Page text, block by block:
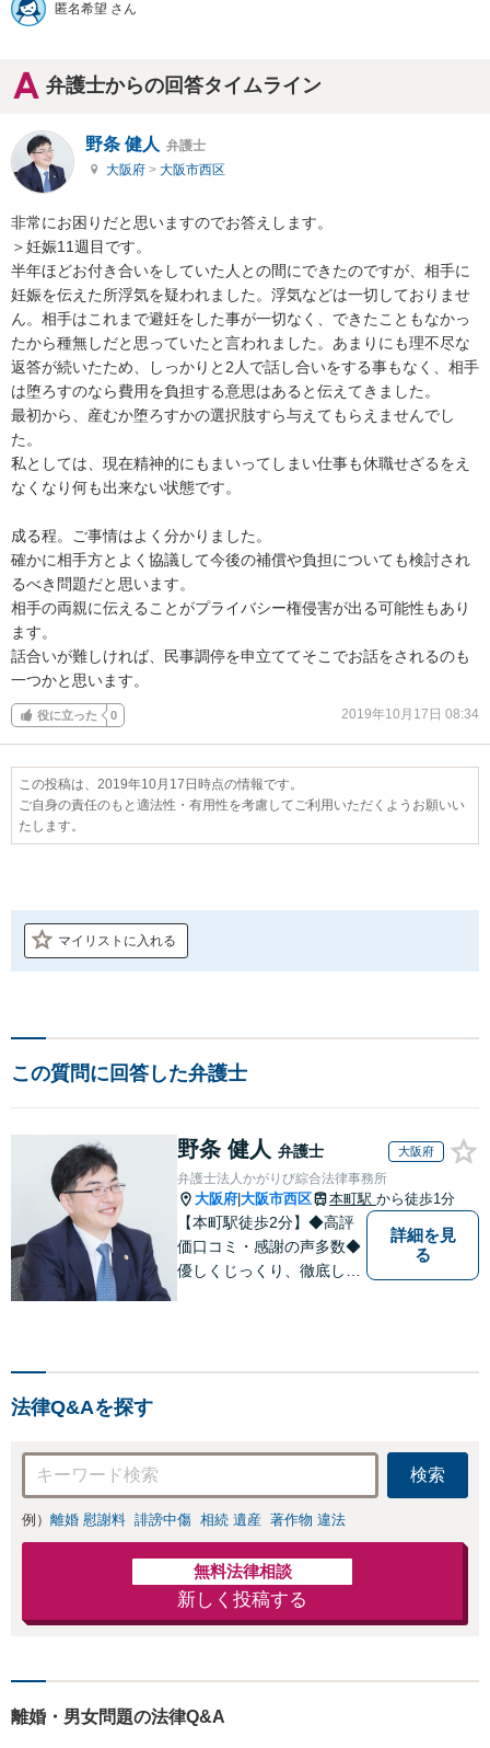
匿名希望 さん
弁護士からの回答タイムライン
野条 健人 弁護士
大阪府 > 大阪市西区
非常にお困りだと思いますのでお答えします。
＞妊娠11週目です。
半年ほどお付き合いをしていた人との間にできたのですが、相手に
妊娠を伝えた所浮気を疑われました。浮気などは一切しておりませ
ん。相手はこれまで避妊をした事が一切なく、できたこともなかっ
たから種無しだと思っていたと言われました。あまりにも理不尽な
返答が続いたため、しっかりと2人で話し合いをする事もなく、相手
は堕ろすのなら費用を負担する意思はあると伝えてきました。
最初から、産むか堕ろすかの選択肢すら与えてもらえませんでし
た。
私としては、現在精神的にもまいってしまい仕事も休職せざるをえ
なくなり何も出来ない状態です。
成る程。ご事情はよく分かりました。
確かに相手方とよく協議して今後の補償や負担についても検討され
るべき問題だと思います。
相手の両親に伝えることがプライバシー権侵害が出る可能性もあり
ます。
話合いが難しければ、民事調停を申立ててそこでお話をされるのも
一つかと思います。
役に立った 0 2019年10月17日 08:34
この投稿は、2019年10月17日時点の情報です。
ご自身の責任のもと適法性・有用性を考慮してご利用いただくようお願いい
たします。
マイリストに入れる
この質問に回答した弁護士
野条 健人 弁護士 大阪府
弁護士法人かがりび綜合法律事務所
大阪府 大阪市西区 本町駅 から徒歩1分
【本町駅徒歩2分】◆高評
価口コミ・感謝の声多数◆
優しくじっくり、徹底して
詳細を見
る
法律Q&Aを探す
検索
例） 離婚 慰謝料 誹謗中傷 相続 遺産 著作物 違法
無料法律相談
新しく投稿する
離婚・男女問題の法律Q&A